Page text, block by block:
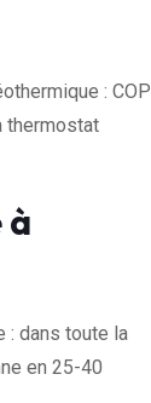
: COP
thermostat
à
: dans toute la
en 25-40